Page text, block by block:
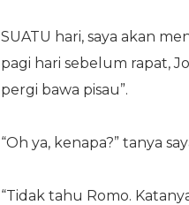
SUATU hari, saya akan
pagi hari sebelum rapat,
pergi bawa pisau”.
“Oh ya, kenapa?” tanya
“Tidak tahu Romo.